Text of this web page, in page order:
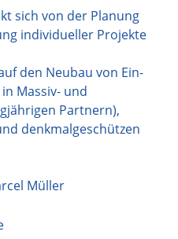
sich von der Planung
individueller Projekte
den Neubau von Ein-
Massiv- und
Partnern),
denkmalgeschützen
Müller